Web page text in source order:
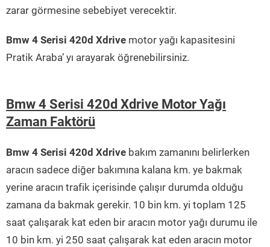
zarar görmesine sebebiyet verecektir.
Bmw 4 Serisi 420d Xdrive motor yağı kapasitesini
Pratik Araba’ yı arayarak öğrenebilirsiniz.
Bmw 4 Serisi 420d Xdrive Motor Yağı
Zaman Faktörü
Bmw 4 Serisi 420d Xdrive bakım zamanını belirlerken
aracın sadece diğer bakımına kalana km. ye bakmak
yerine aracın trafik içerisinde çalışır durumda olduğu
zamana da bakmak gerekir. 10 bin km. yi toplam 125
saat çalışarak kat eden bir aracın motor yağı durumu ile
10 bin km. yi 250 saat çalışarak kat eden aracın motor